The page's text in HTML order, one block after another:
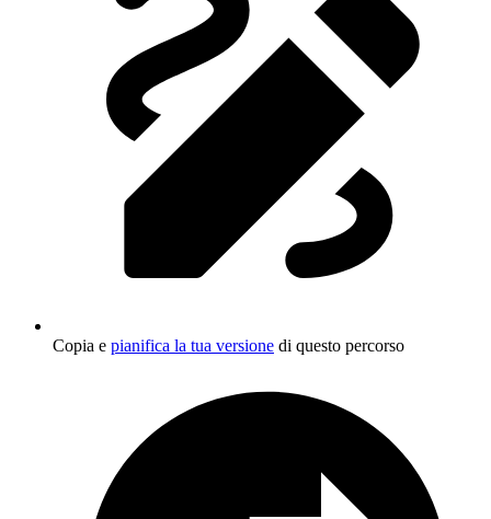
Copia e pianifica la tua versione di questo percorso